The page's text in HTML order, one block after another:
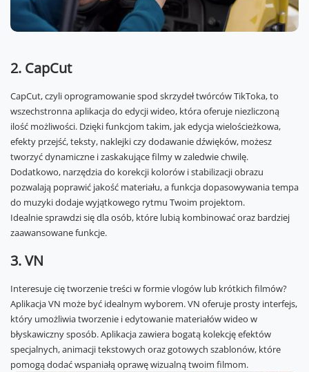
2. CapCut
CapCut, czyli oprogramowanie spod skrzydeł twórców TikToka, to
wszechstronna aplikacja do edycji wideo, która oferuje niezliczoną
ilość możliwości. Dzięki funkcjom takim, jak edycja wielościeżkowa,
efekty przejść, teksty, naklejki czy dodawanie dźwięków, możesz
tworzyć dynamiczne i zaskakujące filmy w zaledwie chwilę.
Dodatkowo, narzędzia do korekcji kolorów i stabilizacji obrazu
pozwalają poprawić jakość materiału, a funkcja dopasowywania tempa
do muzyki dodaje wyjątkowego rytmu Twoim projektom.
Idealnie sprawdzi się dla osób, które lubią kombinować oraz bardziej
zaawansowane funkcje.
3. VN
Interesuje cię tworzenie treści w formie vlogów lub krótkich filmów?
Aplikacja VN może być idealnym wyborem. VN oferuje prosty interfejs,
który umożliwia tworzenie i edytowanie materiałów wideo w
błyskawiczny sposób. Aplikacja zawiera bogatą kolekcję efektów
specjalnych, animacji tekstowych oraz gotowych szablonów, które
pomogą dodać wspaniałą oprawę wizualną twoim filmom.